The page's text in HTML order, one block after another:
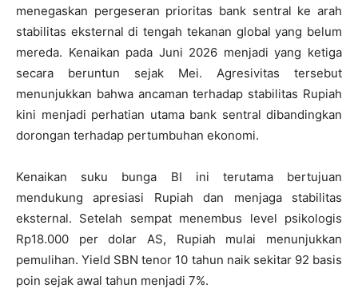
menegaskan pergeseran prioritas bank sentral ke arah
stabilitas eksternal di tengah tekanan global yang belum
mereda. Kenaikan pada Juni 2026 menjadi yang ketiga
secara beruntun sejak Mei. Agresivitas tersebut
menunjukkan bahwa ancaman terhadap stabilitas Rupiah
kini menjadi perhatian utama bank sentral dibandingkan
dorongan terhadap pertumbuhan ekonomi.
Kenaikan suku bunga BI ini terutama bertujuan
mendukung apresiasi Rupiah dan menjaga stabilitas
eksternal. Setelah sempat menembus level psikologis
Rp18.000 per dolar AS, Rupiah mulai menunjukkan
pemulihan. Yield SBN tenor 10 tahun naik sekitar 92 basis
poin sejak awal tahun menjadi 7%.